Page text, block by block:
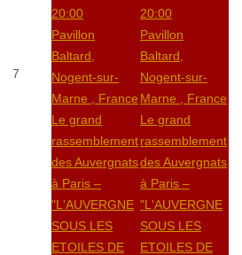
7
20:00
Pavillon
Baltard,
Nogent-sur-
Marne , France
Le grand
rassemblement
des Auvergnats
à Paris –
"L'AUVERGNE
SOUS LES
ETOILES DE
20:00
Pavillon
Baltard,
Nogent-sur-
Marne , France
Le grand
rassemblement
des Auvergnats
à Paris –
"L'AUVERGNE
SOUS LES
ETOILES DE